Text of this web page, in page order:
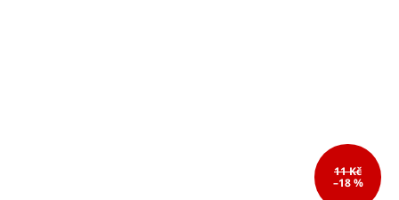
11 Kč
–18 %